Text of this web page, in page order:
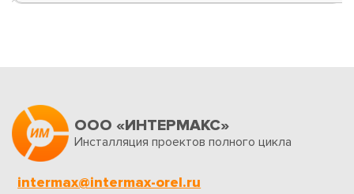
ООО «ИНТЕРМАКС»
Инсталляция проектов полного цикла
intermax@intermax-orel.ru